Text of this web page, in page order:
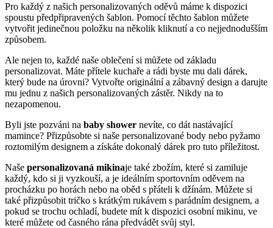
Pro každý z našich personalizovaných oděvů máme k dispozici
spoustu předpřipravených šablon. Pomocí těchto šablon můžete
vytvořit jedinečnou položku na několik kliknutí a co nejjednodušším
způsobem.
Ale nejen to, každé naše oblečení si můžete od základu
personalizovat. Máte přítele kuchaře a rádi byste mu dali dárek,
který bude na úrovni? Vytvořte originální a zábavný design a darujte
mu jednu z našich personalizovaných zástěr. Nikdy na to
nezapomenou.
Byli jste pozváni na baby shower nevíte, co dát nastávající
mamince? Přizpůsobte si naše personalizované body nebo pyžamo
roztomilým designem a získáte dokonalý dárek pro tuto příležitost.
Naše personalizovaná mikinaje také zbožím, které si zamiluje
každý, kdo si ji vyzkouší, a je ideálním sportovním oděvem na
procházku po horách nebo na oběd s přáteli k džínám. Můžete si
také přizpůsobit tričko s krátkým rukávem s parádním designem, a
pokud se trochu ochladí, budete mít k dispozici osobní mikinu, ve
které můžete od časného rána předvádět svůj styl.